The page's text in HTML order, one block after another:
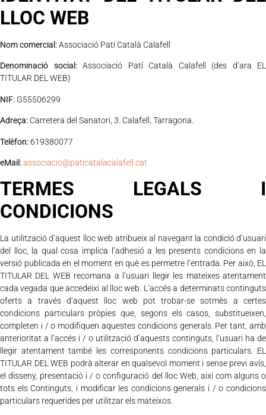
LLOC WEB
Nom comercial:Associació Patí Català Calafell
Denominació social: Associació Patí Català Calafell (des d’ara EL
TITULAR DEL WEB)
NIF: G55506299
Adreça: Carretera del Sanatori, 3. Calafell, Tarragona.
Telèfon:619380077
eMail:associacio@paticatalacalafell.cat
TERMES LEGALS I
CONDICIONS
La utilització d’aquest lloc web atribueix al navegant la condició d’usuari
del lloc, la qual cosa implica l’adhesió a les presents condicions en la
versió publicada en el moment en què es permetre l’entrada. Per això, EL
TITULAR DEL WEB recomana a l’usuari llegir les mateixes atentament
cada vegada que accedeixi al lloc web. L’accés a determinats continguts
oferts a través d’aquest lloc web pot trobar-se sotmès a certes
condicions particulars pròpies que, segons els casos, substitueixen,
completen i / o modifiquen aquestes condicions generals. Per tant, amb
anterioritat a l’accés i / o utilització d’aquests continguts, l’usuari ha de
llegir atentament també les corresponents condicions particulars. EL
TITULAR DEL WEB podrà alterar en qualsevol moment i sense previ avís,
el disseny, presentació i / o configuració del lloc Web, així com alguns o
tots els Continguts, i modificar les condicions generals i / o condicions
particulars requerides per utilitzar els mateixos.